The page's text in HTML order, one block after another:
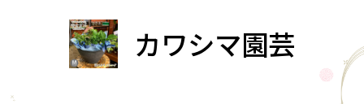
カワシマ園芸